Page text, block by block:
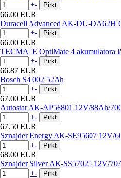
+-
66.00 EUR
Duracell Advanced AK-DU-DA62H
+-
66.00 EUR
TECMATE OptiMate 4 akumulatora
+-
66.87 EUR
Bosch S4 002 52Ah
+-
67.00 EUR
Autostar AK-AP58801 12V/88Ah/
+-
67.50 EUR
Sznajder Energy AK-SE95607 12V/
+-
68.00 EUR
Sznajder Silver AK-SS57025 12V/
+-